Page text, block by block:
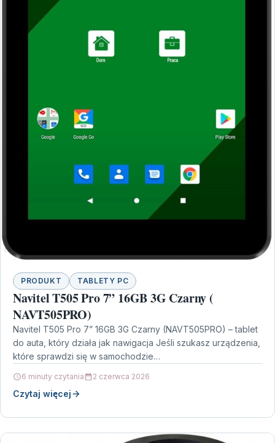
PRODUKT TABLETY PC
Navitel T505 Pro 7” 16GB 3G Czarny (
NAVT505PRO)
Navitel T505 Pro 7” 16GB 3G Czarny (NAVT505PRO) – tablet
do auta, który działa jak nawigacja Jeśli szukasz urządzenia,
które sprawdzi się w samochodzie…
6 minuty czytania 2 czerwca 2026
Czytaj więcej